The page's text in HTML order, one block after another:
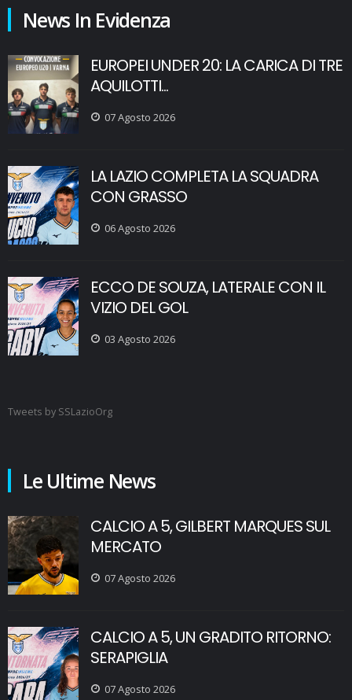
News In Evidenza
EUROPEI UNDER 20: LA CARICA DI TRE
AQUILOTTI...
07 Agosto 2026
LA LAZIO COMPLETA LA SQUADRA
CON GRASSO
06 Agosto 2026
ECCO DE SOUZA, LATERALE CON IL
VIZIO DEL GOL
03 Agosto 2026
Tweets by SSLazioOrg
Le Ultime News
CALCIO A 5, GILBERT MARQUES SUL
MERCATO
07 Agosto 2026
CALCIO A 5, UN GRADITO RITORNO:
SERAPIGLIA
07 Agosto 2026